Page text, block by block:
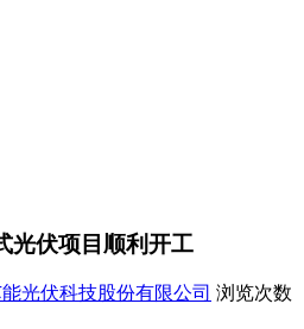
光伏项目顺利开工
光伏科技股份有限公司 浏览次数